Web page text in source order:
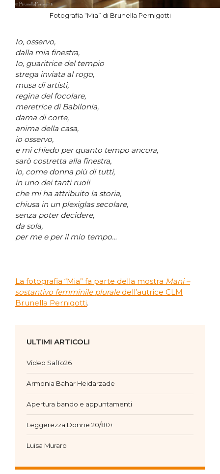
Fotografia “Mia” di Brunella Pernigotti
Io, osservo,
dalla mia finestra,
Io, guaritrice del tempio
strega inviata al rogo,
musa di artisti,
regina del focolare,
meretrice di Babilonia,
dama di corte,
anima della casa,
io osservo,
e mi chiedo per quanto tempo ancora,
sarò costretta alla finestra,
io, come donna più di tutti,
in uno dei tanti ruoli
che mi ha attribuito la storia,
chiusa in un plexiglas secolare,
senza poter decidere,
da sola,
per me e per il mio tempo…
La fotografia “Mia” fa parte della mostra Mani –
sostantivo femminile plurale dell’autrice CLM
Brunella Pernigotti.
ULTIMI ARTICOLI
Video SalTo26
Armonia Bahar Heidarzade
Apertura bando e appuntamenti
Leggerezza Donne 20/80+
Luisa Muraro